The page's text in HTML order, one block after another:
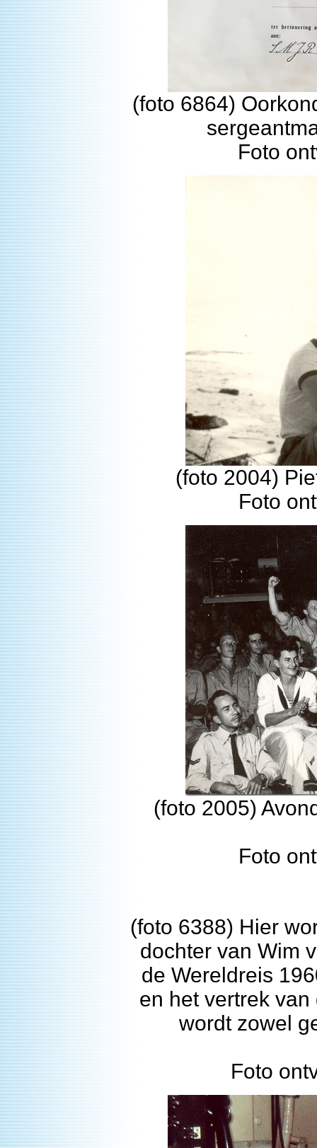
(foto 6864)
Foto
(foto 2004)
Foto
(foto 2005)
Foto
(foto 6388) Hier
dochter van Wim
de Wereldreis
en het vertrek
wordt zowel
Foto